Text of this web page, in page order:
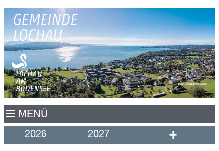
N
MENÜ
2026
2027 +